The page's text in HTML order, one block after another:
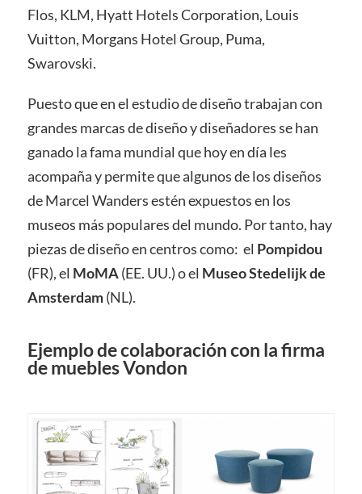
Flos, KLM, Hyatt Hotels Corporation, Louis
Vuitton, Morgans Hotel Group, Puma,
Swarovski.
Puesto que en el estudio de diseño trabajan con
grandes marcas de diseño y diseñadores se han
ganado la fama mundial que hoy en día les
acompaña y permite que algunos de los diseños
de Marcel Wanders estén expuestos en los
museos más populares del mundo. Por tanto, hay
piezas de diseño en centros como: el Pompidou
(FR), el MoMA(EE. UU.) o el Museo Stedelijk de
Amsterdam(NL).
Ejemplo de colaboración con la firma
de muebles Vondon